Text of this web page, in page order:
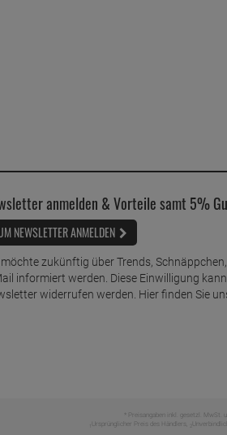
anmelden & Vorteile samt 5%
NEWSLETTER ANMELDEN
zukünftig über Trends,
informiert werden. Diese Einwilligung
widerrufen werden. Hier finden Sie
* Preisangaben inkl. gesetzl. MwSt.
Ursprünglicher Preis des Händlers,